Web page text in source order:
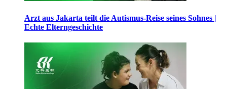
Arzt aus Jakarta teilt die Autismus-Reise seines Sohnes |
Echte Elterngeschichte